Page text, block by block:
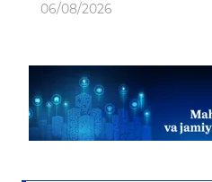
06/08/2026